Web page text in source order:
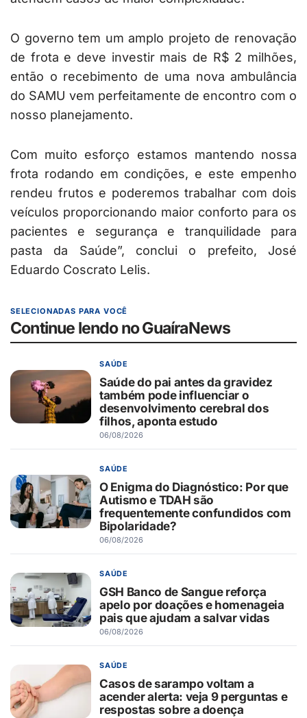
O governo tem um amplo projeto de renovação
de frota e deve investir mais de R$ 2 milhões,
então o recebimento de uma nova ambulância
do SAMU vem perfeitamente de encontro com o
nosso planejamento.
Com muito esforço estamos mantendo nossa
frota rodando em condições, e este empenho
rendeu frutos e poderemos trabalhar com dois
veículos proporcionando maior conforto para os
pacientes e segurança e tranquilidade para
pasta da Saúde”, conclui o prefeito, José
Eduardo Coscrato Lelis.
SELECIONADAS PARA VOCÊ
Continue lendo no GuaíraNews
SAÚDE
Saúde do pai antes da gravidez
também pode influenciar o
desenvolvimento cerebral dos
filhos, aponta estudo
06/08/2026
SAÚDE
O Enigma do Diagnóstico: Por que
Autismo e TDAH são
frequentemente confundidos com
Bipolaridade?
06/08/2026
SAÚDE
GSH Banco de Sangue reforça
apelo por doações e homenageia
pais que ajudam a salvar vidas
06/08/2026
SAÚDE
Casos de sarampo voltam a
acender alerta: veja 9 perguntas e
respostas sobre a doença